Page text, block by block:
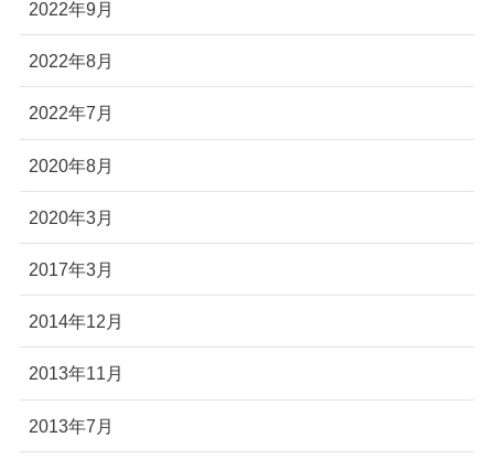
2022年9月
2022年8月
2022年7月
2020年8月
2020年3月
2017年3月
2014年12月
2013年11月
2013年7月